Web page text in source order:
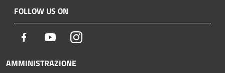
FOLLOW US ON
Facebook YoutubeInstagram
AMMINISTRAZIONE